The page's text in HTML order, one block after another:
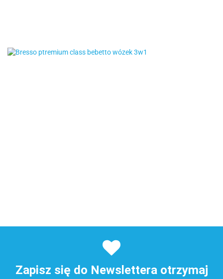
Zapisz się do Newslettera otrzymaj